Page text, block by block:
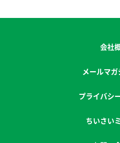
会社
メールマ
プライバシ
ちいさい